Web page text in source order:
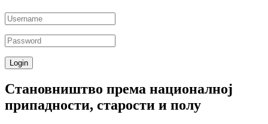
Становништво према националној
припадности, старости и полу